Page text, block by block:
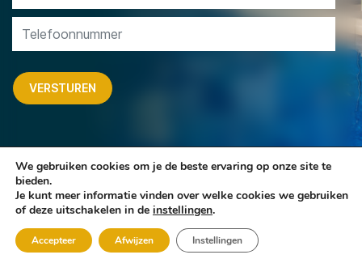
Copyright © Sun
Sure Estates 2026
Algemene
voorwaarden
Privacy
Policy
Design & realisatie
We gebruiken cookies om je de beste ervaring op onze site te
bieden.
Je kunt meer informatie vinden over welke cookies we gebruiken
of deze uitschakelen in de instellingen.
Accepteer Afwijzen Instellingen